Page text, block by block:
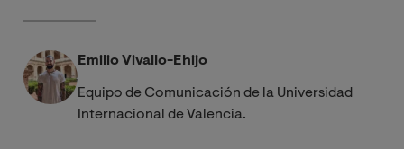
Emilio Vivallo-Ehijo
Equipo de Comunicación de la Universidad
Internacional de Valencia.